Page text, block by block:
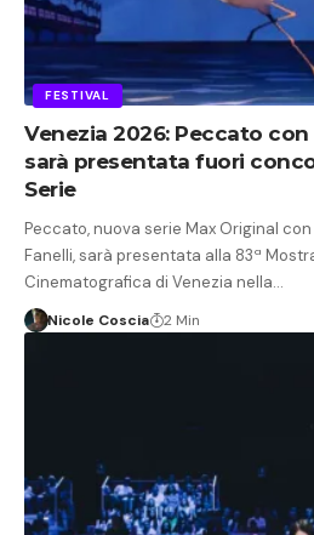
FESTIVAL
Venezia 2026: Peccato
sarà presentata fuori
Serie
Peccato, nuova serie Max Original
Fanelli, sarà presentata alla 83ª
Cinematografica di Venezia nella…
Nicole Coscia 2 Min